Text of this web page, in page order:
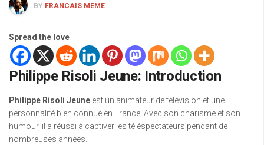
BY FRANCAIS MEME
Spread the love
Philippe Risoli Jeune: Introduction
Philippe Risoli Jeune est un animateur de télévision et une
personnalité bien connue en France. Avec son charisme et son
humour, il a réussi à captiver les téléspectateurs pendant de
nombreuses années.